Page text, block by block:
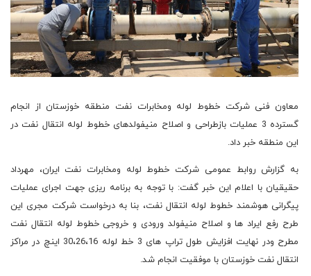
معاون فنی شرکت خطوط لوله ومخابرات نفت منطقه خوزستان از انجام
گسترده 3 عملیات بازطراحی و اصلاح منیفولدهای خطوط لوله انتقال نفت در
این منطقه خبر داد.
به گزارش روابط عمومی شرکت خطوط لوله ومخابرات نفت ایران، مهرداد
حقیقیان با اعلام این خبر گفت: با توجه به برنامه ریزی جهت اجرای عملیات
پیگرانی هوشمند خطوط لوله انتقال نفت، بنا به درخواست شرکت مجری این
طرح رفع ایراد ها و اصلاح منیفولد ورودی و خروجی خطوط لوله انتقال نفت
مطرح ودر نهایت افزایش طول تراپ های 3 خط لوله 30،26،16 اینچ در مراکز
انتقال نفت خوزستان با موفقیت انجام شد.